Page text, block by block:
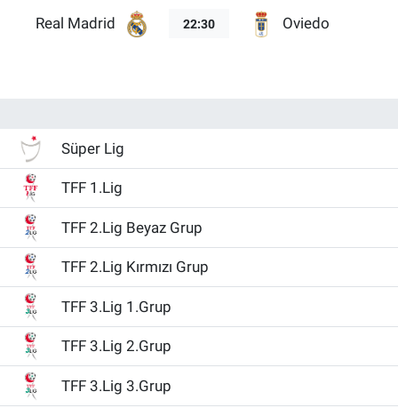
Real Madrid 22:30 Oviedo
Süper Lig
TFF 1.Lig
TFF 2.Lig Beyaz Grup
TFF 2.Lig Kırmızı Grup
TFF 3.Lig 1.Grup
TFF 3.Lig 2.Grup
TFF 3.Lig 3.Grup